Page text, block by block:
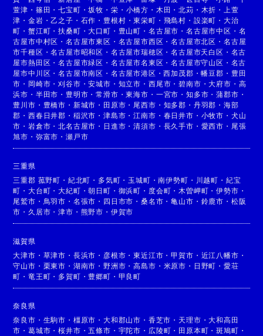
萱津 ・ 篠田 ・七宝町 ・坂牧 ・ 栄 ・ 小橋方 ・ 木田 ・北苅 ・ 木折 ・
上萱
津 ・金岩 ・乙之子 ・ 石作 ・ 豊根村 ・東栄町 ・ 飛島村 ・ 設楽町 ・ 大治
町 ・蟹江町 ・扶桑町 ・大口町 ・ 豊山町 ・ 名古屋市 ・ 名古屋市中区 ・ 名
古屋市中村区 ・名古屋市東区 ・ 名古屋市西区 ・名古屋市北区 ・ 名古屋
市千種区 ・名古屋市昭和区 ・ 名古屋市瑞穂区 ・名古屋市天白区 ・ 名古
屋市熱田区 ・名古屋市緑区 ・ 名古屋市名東区 ・名古屋市守山区 ・ 名古
屋市中川区 ・名古屋市南区 ・ 名古屋市港区 ・西加茂郡 ・幡豆郡 ・ 豊田
市 ・ 岡崎市 ・刈谷市 ・安城市 ・ 知立市 ・ 西尾市 ・碧南市 ・大府市 ・ 高
浜市 ・ 半田市 ・ 豊明市 ・常滑市 ・東海市 ・ 一宮市 ・ 知多市 ・蒲郡市 ・
豊川市 ・ 豊橋市 ・ 新城市 ・ 田原市 ・ 尾西市 ・ 知多郡 ・ 丹羽郡 ・ 海部
郡 ・西春日井郡 ・ 稲沢市 ・津島市 ・江南市 ・ 春日井市 ・ 小牧市 ・ 犬山
市 ・岩倉市 ・北名古屋市 ・ 日進市 ・清須市 ・ 長久手市 ・ 愛西市 ・ 尾張
旭市 ・ 弥富市 ・瀬戸市
三重県
三重郡 菰野町 ・ 紀北町 ・ 多気町 ・ 玉城町 ・南伊勢町 ・ 川越町 ・ 紀宝
町 ・大台町 ・大紀町 ・朝日町 ・ 御浜町 ・ 度会町 ・ 木曽岬町 ・伊勢市 ・
尾鷲市 ・ 鳥羽市 ・ 名張市 ・ 四日市市 ・桑名市 ・亀山市 ・ 鈴鹿市 ・ 松阪
市 ・ 久居市 ・津市 ・ 熊野市 ・ 伊賀市
滋賀県
大津市 ・ 草津市 ・ 長浜市 ・ 彦根市 ・東近江市 ・甲賀市 ・ 近江八幡市 ・
守山市 ・ 栗東市 ・ 湖南市 ・野洲市 ・高島市 ・ 米原市 ・ 日野町 ・ 愛荘
町 ・竜王町 ・ 多賀町 ・ 豊郷町 ・ 甲良町
奈良県
奈良市 ・ 生駒市 ・ 橿原市 ・大和郡山市 ・ 香芝市 ・ 天理市 ・大和高田
市 ・葛城市 ・桜井市 ・五條市 ・ 宇陀市 ・ 広陵町 ・ 田原本町 ・斑鳩町 ・